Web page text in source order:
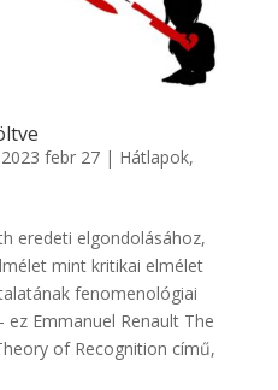
2023 febr 27| Hátlapok,
eredeti elgondolásához,
mint kritikai elmélet
fenomenológiai
ez Emmanuel Renault The
of Recognition című,